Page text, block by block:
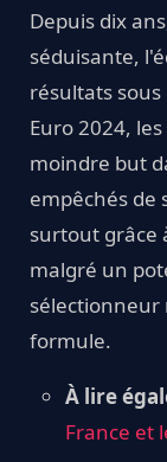
Depuis dix
séduisante,
résultats sous
Euro 2024,
moindre but
empêchés de
surtout grâce
malgré un
sélectionneur
formule.
À lire
France et